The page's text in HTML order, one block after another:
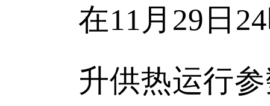
在11月29日
升供热运行